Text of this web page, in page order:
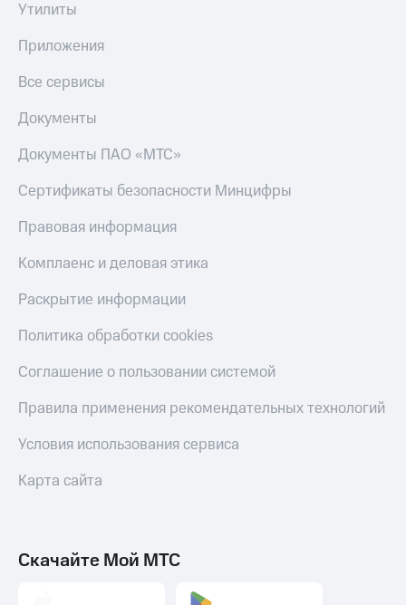
Утилиты
Приложения
Все сервисы
Документы
Документы ПАО «МТС»
Сертификаты безопасности Минцифры
Правовая информация
Комплаенс и деловая этика
Раскрытие информации
Политика обработки cookies
Соглашение о пользовании системой
Правила применения рекомендательных технологий
Условия использования сервиса
Карта сайта
Скачайте Мой МТС